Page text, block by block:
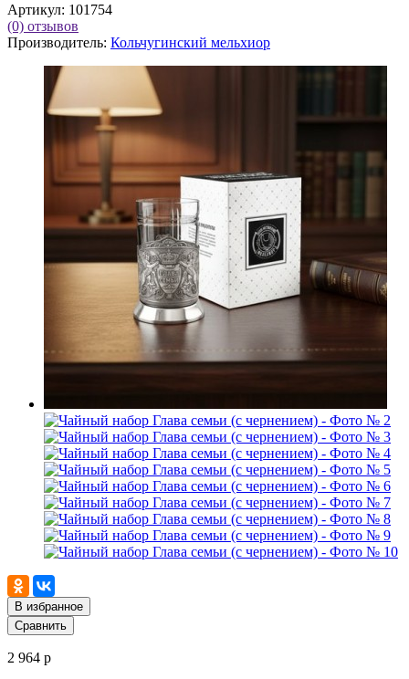
Артикул: 101754
(0) отзывов
Производитель: Кольчугинский мельхиор
В избранное
Сравнить
2 964 р